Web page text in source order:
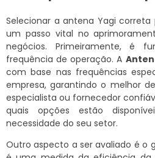
Selecionar a antena Yagi correta
um passo vital no
negócios. Primeiramente, é
frequência de operação. A
com base nas frequências
empresa, garantindo o melhor
especialista ou fornecedor
quais opções estão
necessidade do seu setor.
Outro aspecto a ser avaliado é o